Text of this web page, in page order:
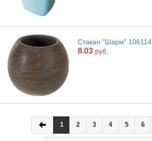
Стакан "Шарм" 106114
8.03 руб.
1 2 3 4 5 6